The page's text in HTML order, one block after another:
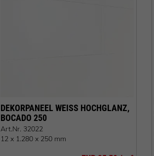
DEKORPANEEL WEISS HOCHGLANZ, B
OCADO 250
Art.Nr. 32022
12 x 1.280 x 250 mm